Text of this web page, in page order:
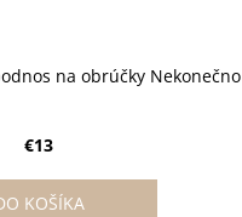
na obrúčky Nekonečno
€13
KOŠÍKA